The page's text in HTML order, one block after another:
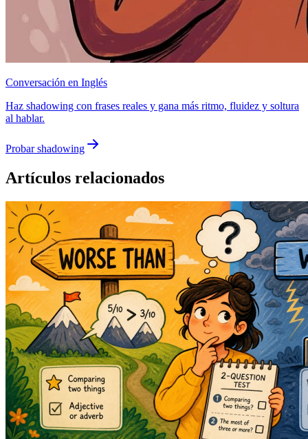
Conversación en Inglés
Haz shadowing con frases reales y gana más ritmo, fluidez y soltura
al hablar.
Probar shadowing
Artículos relacionados